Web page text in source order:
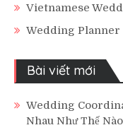
Vietnamese
Wedding Planner
Bài viết mới
Wedding
Nhau Như Thế